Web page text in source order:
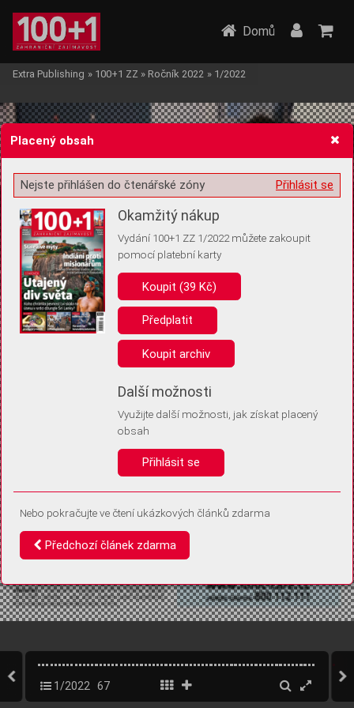
Žádost o souhlas s ukládáním volitelných informací
Pro základní fungování webu nepotřebujeme ukládat žádné informace
(tzv. cookies apod.). Rádi bychom vás ale požádali o souhlas s
uložením volitelných informací:
Anonymní unikátní ID
Díky němu příště poznáme, že se jedná o stejné zařízení, a
Identifikátor je zcela anonymní.
Vaše souhlasy a odmítnutí si ukládáme do vašeho zařízení, abychom se
vás už příště znovu neptali. Můžete je kdykoli později upravit ve Správě
Domů
Extra Publishing » 100+1 ZZ » Ročník 2022 » 1/2022
1/2022 67
Placený obsah
Přihlásit se
Nejste přihlášen do čtenářské zóny
Okamžitý nákup
Vydání 100+1 ZZ 1/2022 můžete zakoupit
pomocí platební karty
Koupit (39 Kč)
Předplatit
Koupit archiv
Další možnosti
Využijte další možnosti, jak získat placený
obsah
Přihlásit se
Nebo pokračujte ve čtení ukázkových článků zdarma
Předchozí článek zdarma